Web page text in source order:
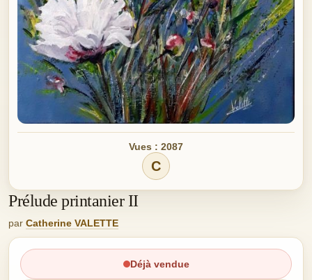
Vues : 2087
C
Prélude printanier II
par Catherine VALETTE
Déjà vendue